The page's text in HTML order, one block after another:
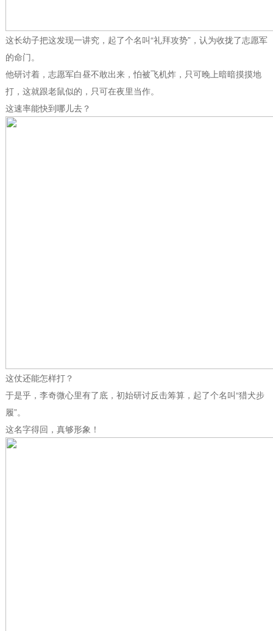
这长幼子把这发现一讲究，起了个名叫“礼拜攻势”，认为收拢了志愿军
的命门。
他研讨着，志愿军白昼不敢出来，怕被飞机炸，只可晚上暗暗摸摸地
打，这就跟老鼠似的，只可在夜里当作。
这速率能快到哪儿去？
这仗还能怎样打？
于是乎，李奇微心里有了底，初始研讨反击筹算，起了个名叫“猎犬步
履”。
这名字得回，真够形象！